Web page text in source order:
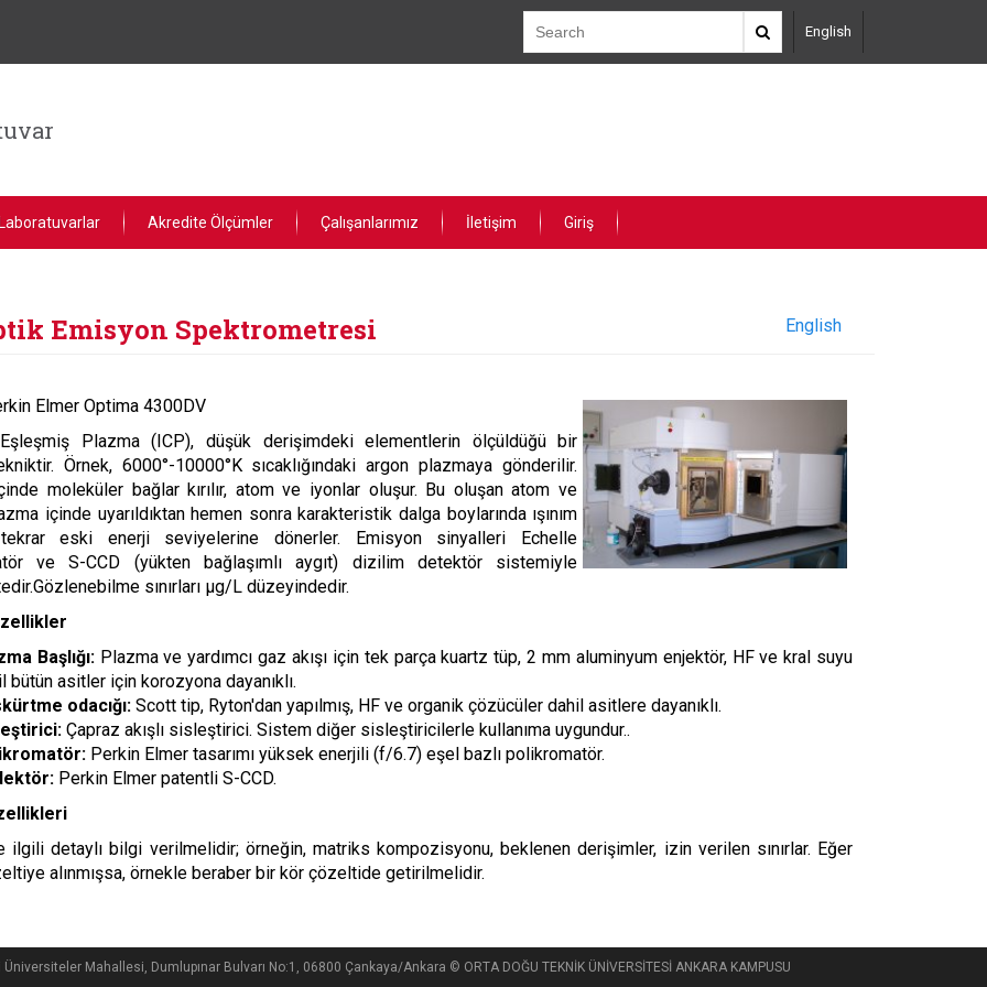
English
Laboratuvarlar Akredite Ölçümler Çalışanlarımız İletişim Giriş
Emisyon Spektrometresi English
Elmer Optima 4300DV
Plazma (ICP), düşük derişimdeki elementlerin ölçüldüğü bir
Örnek, 6000°-10000°K sıcaklığındaki argon plazmaya gönderilir.
moleküler bağlar kırılır, atom ve iyonlar oluşur. Bu oluşan atom ve
içinde uyarıldıktan hemen sonra karakteristik dalga boylarında ışınım
eski enerji seviyelerine dönerler. Emisyon sinyalleri Echelle
ve S-CCD (yükten bağlaşımlı aygıt) dizilim detektör sistemiyle
sınırları µg/L düzeyindedir.
Başlığı: Plazma ve yardımcı gaz akışı için tek parça kuartz tüp, 2 mm aluminyum enjektör, HF ve kral suyu
bütün asitler için korozyona dayanıklı.
odacığı: Scott tip, Ryton'dan yapılmış, HF ve organik çözücüler dahil asitlere dayanıklı.
Çapraz akışlı sisleştirici. Sistem diğer sisleştiricilerle kullanıma uygundur..
Perkin Elmer tasarımı yüksek enerjili (f/6.7) eşel bazlı polikromatör.
Perkin Elmer patentli S-CCD.
ilgili detaylı bilgi verilmelidir; örneğin, matriks kompozisyonu, beklenen derişimler, izin verilen sınırlar. Eğer
alınmışsa, örnekle beraber bir kör çözeltide getirilmelidir.
Mahallesi, Dumlupınar Bulvarı No:1, 06800 Çankaya/Ankara © ORTA DOĞU TEKNİK ÜNİVERSİTESİ ANKARA KAMPUSU